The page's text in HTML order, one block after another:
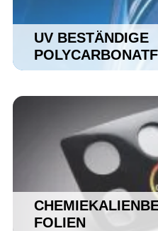
UV BESTÄNDIGE
FOLIEN